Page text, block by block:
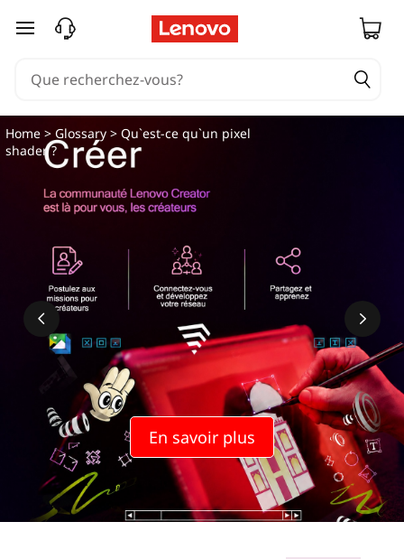
passer au contenu principal
En savoir plus
Home >Glossary > Qu`est-ce qu`un pixel
shader ?